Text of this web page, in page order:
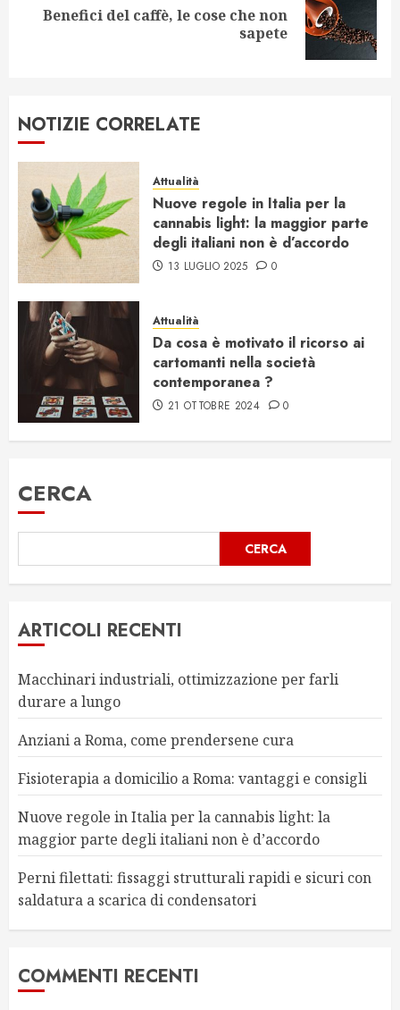
Articolo
Benefici del caffè, le cose che non
sapete
NOTIZIE CORRELATE
Attualità
Nuove regole in Italia per la
cannabis light: la maggior parte
degli italiani non è d’accordo
13 LUGLIO 2025 0
Attualità
Da cosa è motivato il ricorso ai
cartomanti nella società
contemporanea ?
21 OTTOBRE 2024 0
CERCA
CERCA
ARTICOLI RECENTI
Macchinari industriali, ottimizzazione per farli
durare a lungo
Anziani a Roma, come prendersene cura
Fisioterapia a domicilio a Roma: vantaggi e consigli
Nuove regole in Italia per la cannabis light: la
maggior parte degli italiani non è d’accordo
Perni filettati: fissaggi strutturali rapidi e sicuri con
saldatura a scarica di condensatori
COMMENTI RECENTI